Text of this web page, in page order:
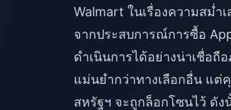
Walmart ในเรื่องความสม่ำ
จากประสบการณ์การซื้อ
ดำเนินการได้อย่างน่าเชื่อถื
แม่นยำกว่าทางเลือกอื่น แ
สหรัฐฯ จะถูกล็อกโซนไว้ ดั